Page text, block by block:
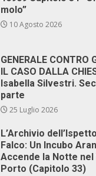
molo”
10 Agosto 2026
GENERALE CONTRO
IL CASO DALLA
Isabella Silvestri.
parte
25 Luglio 2026
L’Archivio
Falco: Un Incubo
Accende la Notte
Porto (Capitolo 33)